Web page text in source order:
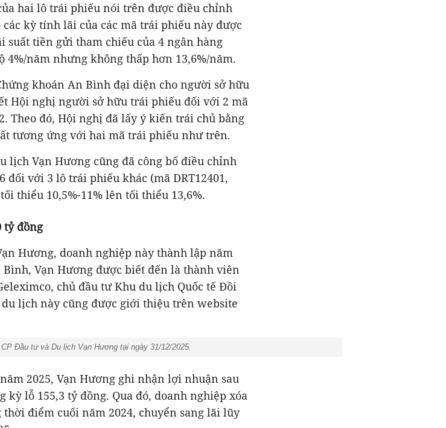
hai lô trái phiếu nói trên được điều chỉnh
các kỳ tính lãi của các mã trái phiếu này được
tiền gửi tham chiếu của 4 ngân hàng
khoán An Bình đại diện cho người sở hữu
Hội nghị người sở hữu trái phiếu đối với 2 mã
Theo đó, Hội nghị đã lấy ý kiến trái chủ bằng
lịch Vạn Hương cũng đã công bố điều chỉnh
đối với 3 lô trái phiếu khác (mã DRT12401,
Vạn Hương được biết đến là thành viên
chủ đầu tư Khu du lịch Quốc tế Đồi
lịch này cũng được giới thiệu trên website
Đầu tư và Du lịch Vạn Hương tại ngày 31/12/2025.
kỳ lỗ 155,3 tỷ đồng. Qua đó, doanh nghiệp xóa
điểm cuối năm 2024, chuyển sang lãi lũy